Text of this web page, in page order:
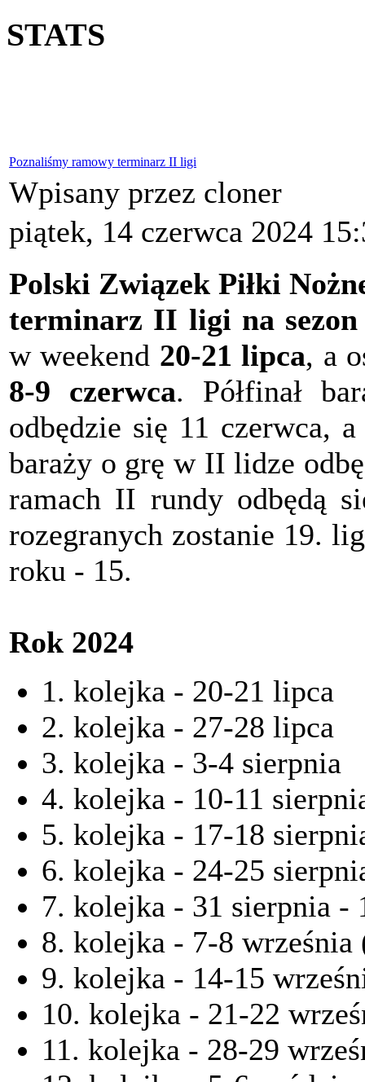
STATS
Poznaliśmy ramowy terminarz II ligi
Wpisany przez cloner
piątek, 14 czerwca 2024
Polski Związek Piłki
terminarz II ligi na sezon
w weekend 20-21 lipca, a
8-9 czerwca. Półfinał
odbędzie się 11 czerwca,
baraży o grę w II lidze
ramach II rundy odbędą
rozegranych zostanie 19.
roku - 15.
Rok 2024
1. kolejka - 20-21 lipca
2. kolejka - 27-28 lipca
3. kolejka - 3-4 sierpnia
4. kolejka - 10-11
5. kolejka - 17-18
6. kolejka - 24-25
7. kolejka - 31 sierpnia -
8. kolejka - 7-8
9. kolejka - 14-15
10. kolejka - 21-22
11. kolejka - 28-29